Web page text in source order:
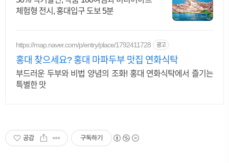
체험형 전시, 홍대입구 도보 5분
https://map.naver.com/p/entry/place/1792411728 광고
홍대 찾으세요? 홍대 마파두부 맛집 연화식탁
부드러운 두부와 비법 양념의 조화! 홍대 연화식탁에서 즐기는
특별한 맛
공감 구독하기